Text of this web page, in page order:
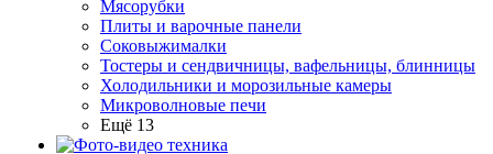
Мясорубки
Плиты и варочные панели
Соковыжималки
Тостеры и сендвичницы, вафельницы, блинницы
Холодильники и морозильные камеры
Микроволновые печи
Ещё 13